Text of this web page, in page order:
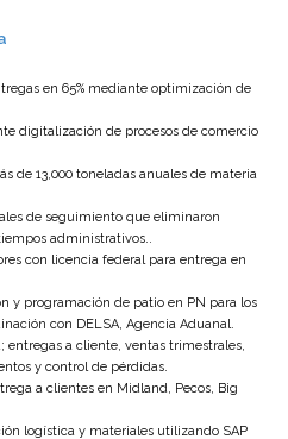
en 65% mediante optimización de
digitalización de procesos de comercio
de 13,000 toneladas anuales de materia
de seguimiento que eliminaron
administrativos..
con licencia federal para entrega en
y programación de patio en PN para los
con DELSA, Agencia Aduanal.
entregas a cliente, ventas trimestrales,
y control de pérdidas.
a clientes en Midland, Pecos, Big
logística y materiales utilizando SAP